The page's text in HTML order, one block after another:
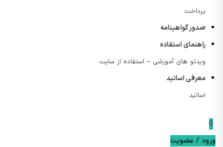
پرداخت
صدور گواهینامه
راهنمای استفاده
ویدئو های آموزشی – استفاده از سایت
معرفی اساتید
اساتید
0
ورود / عضویت